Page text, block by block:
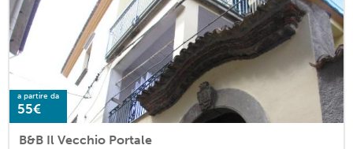
a partire da
55€
B&B Il Vecchio Portale